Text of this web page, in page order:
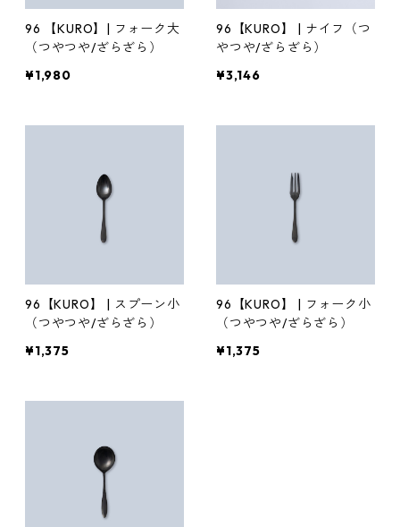
96 【KURO】| フォーク大
（つやつや/ざらざら）
¥1,980
96【KURO】 | ナイフ（つ
やつや/ざらざら）
¥3,146
96【KURO】 | スプーン小
（つやつや/ざらざら）
¥1,375
96【KURO】 | フォーク小
（つやつや/ざらざら）
¥1,375